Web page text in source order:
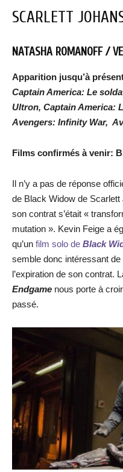
SCARLETT
NATASHA ROMANOFF /
Apparition jusqu’à
Captain America: Le
Ultron, Captain America:
Avengers: Infinity War,
Films confirmés à venir:
Il n’y a pas de réponse
de Black Widow de
son contrat s’était «
mutation ». Kevin Feige a
qu’un film solo de Black
semble donc intéressant
l’expiration de son contrat.
Endgame nous porte à
passé.